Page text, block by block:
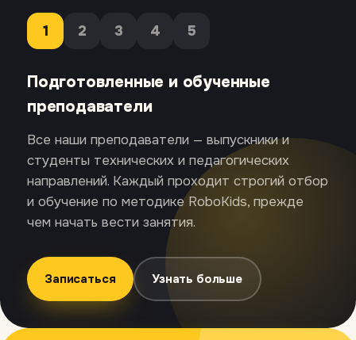
1 2 3 4 5
Подготовленные и обученные
преподаватели
Все наши преподаватели — выпускники и
студенты технических и педагогических
направлений. Каждый проходит строгий отбор
и обучение по методике RoboKids, прежде
чем начать вести занятия.
Записаться Узнать больше